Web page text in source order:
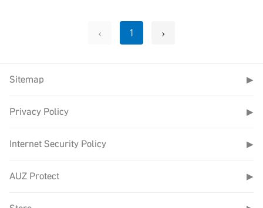
‹ 1 ›
Sitemap ▶
Privacy Policy ▶
Internet Security Policy ▶
AUZ Protect ▶